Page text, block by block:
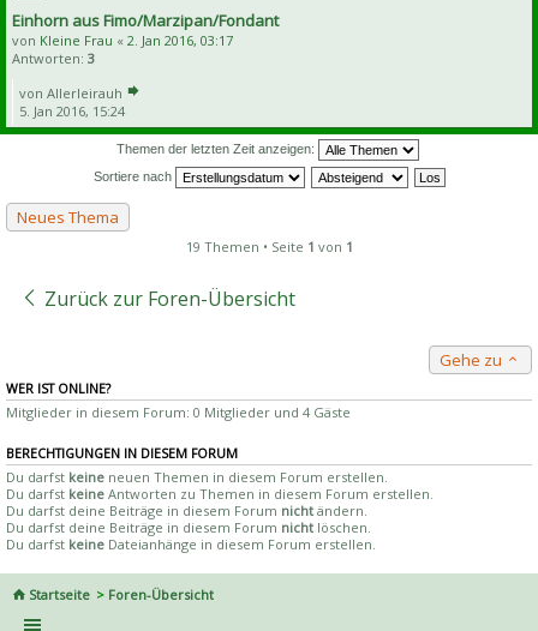
Einhorn aus Fimo/Marzipan/Fondant
von Kleine Frau « 2. Jan 2016, 03:17
Antworten: 3
von Allerleirauh
5. Jan 2016, 15:24
Themen der letzten Zeit anzeigen:
Sortiere nach
Neues Thema
19 Themen • Seite 1 von 1
Zurück zur Foren-Übersicht
Gehe zu
WER IST ONLINE?
Mitglieder in diesem Forum: 0 Mitglieder und 4 Gäste
BERECHTIGUNGEN IN DIESEM FORUM
Du darfst keine neuen Themen in diesem Forum erstellen.
Du darfst keine Antworten zu Themen in diesem Forum erstellen.
Du darfst deine Beiträge in diesem Forum nicht ändern.
Du darfst deine Beiträge in diesem Forum nicht löschen.
Du darfst keine Dateianhänge in diesem Forum erstellen.
Startseite Foren-Übersicht